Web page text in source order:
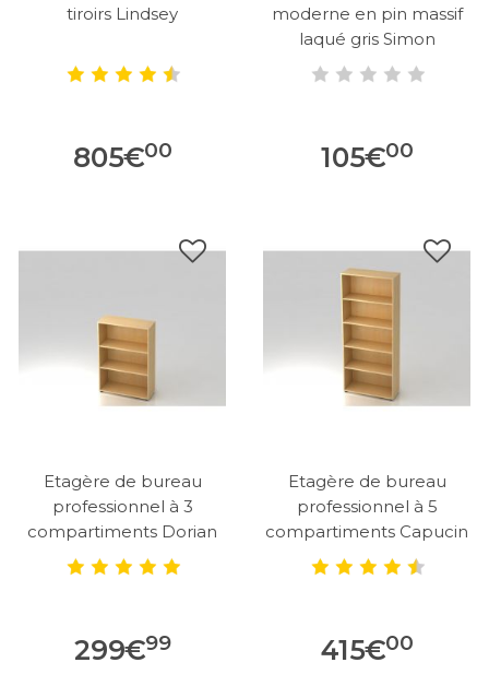
tiroirs Lindsey
805€00
moderne en pin massif
laqué gris Simon
105€00
Etagère de bureau
professionnel à 3
compartiments Dorian
299€99
Etagère de bureau
professionnel à 5
compartiments Capucin
415€00